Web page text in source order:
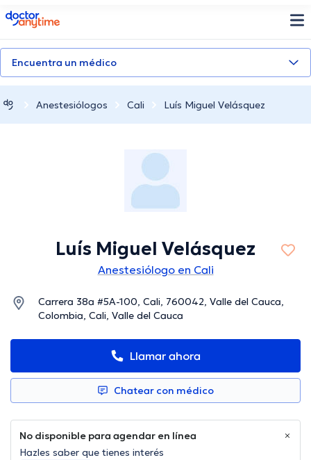
doctoranytime
Encuentra un médico
Anestesiólogos Cali Luís Miguel Velásquez
Luís Miguel Velásquez
Anestesiólogo en Cali
Carrera 38a #5A-100, Cali, 760042, Valle del Cauca,
Colombia, Cali, Valle del Cauca
Llamar ahora
Chatear con médico
No disponible para agendar en línea
Hazles saber que tienes interés